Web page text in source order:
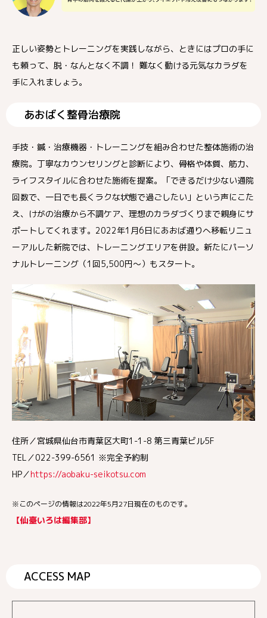
正しい姿勢とトレーニングを実践しながら、ときにはプロの手に
も頼って、脱・なんとなく不調！ 難なく動ける元気なカラダを
手に入れましょう。
あおばく整骨治療院
手技・鍼・治療機器・トレーニングを組み合わせた整体施術の治
療院。丁寧なカウンセリングと診断により、骨格や体質、筋力、
ライフスタイルに合わせた施術を提案。「できるだけ少ない通院
回数で、一日でも長くラクな状態で過ごしたい」という声にこた
え、けがの治療から不調ケア、理想のカラダづくりまで親身にサ
ポートしてくれます。2022年1月6日にあおば通りへ移転リニュ
ーアルした新院では、トレーニングエリアを併設。新たにパーソ
ナルトレーニング（1回5,500円〜）もスタート。
住所／宮城県仙台市青葉区大町1-1-8 第三青葉ビル5F
TEL／022-399-6561 ※完全予約制
HP／https://aobaku-seikotsu.com
※このページの情報は2022年5月27日現在のものです。
【仙臺いろは編集部】
ACCESS MAP